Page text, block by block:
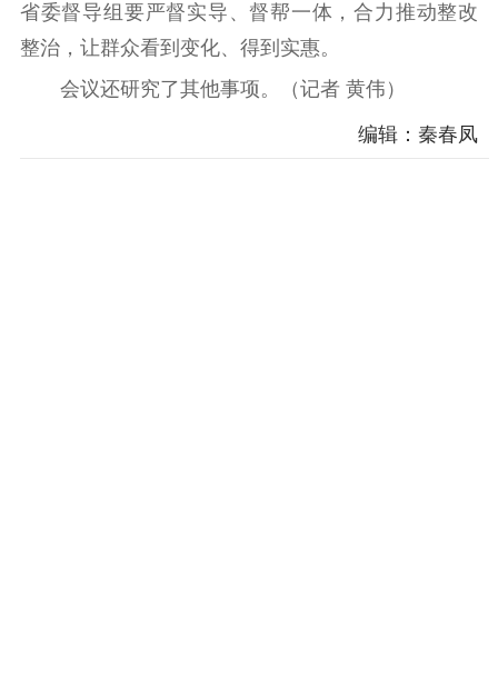
省委督导组要严督实导、督帮一体，合力推动整改
整治，让群众看到变化、得到实惠。
会议还研究了其他事项。（记者 黄伟）
编辑：秦春凤